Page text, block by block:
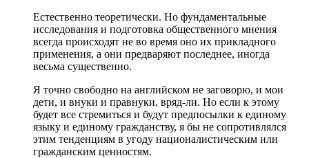
Естественно теоретически. Но фундаментальные
исследования и подготовка общественного мнения
всегда происходят не во время оно их прикладного
применения, а они предваряют последнее, иногда
весьма существенно.
Я точно свободно на английском не заговорю, и мои
дети, и внуки и правнуки, вряд-ли. Но если к этому
будет все стремиться и будут предпосылки к единому
языку и единому гражданству, я бы не сопротивлялся
этим тенденциям в угоду националистическим или
гражданским ценностям.